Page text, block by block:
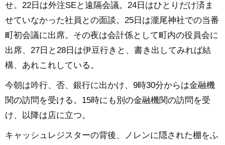
せ。22日は外注SEと遠隔会議。24日はひとりだけ済ま
せていなかった社員との面談。25日は瀧尾神社での当番
町初会議に出席。その夜は会計係として町内の役員会に
出席、27日と28日は伊豆行きと、書き出してみれば結
構、あれこれしている。
今朝は吟行、否、銀行に出かけ、9時30分からは金融機
関の訪問を受ける。15時にも別の金融機関の訪問を受
け、以降は店に立つ。
キャッシュレジスターの背後、ノレンに隠された棚をふ